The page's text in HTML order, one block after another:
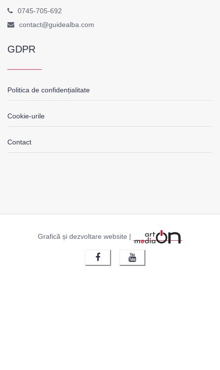
0745-705-692
contact@guidealba.com
GDPR
Politica de confidențialitate
Cookie-urile
Contact
Graficã și dezvoltare website |